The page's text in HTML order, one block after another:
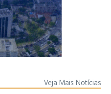
Veja Mais Notícias